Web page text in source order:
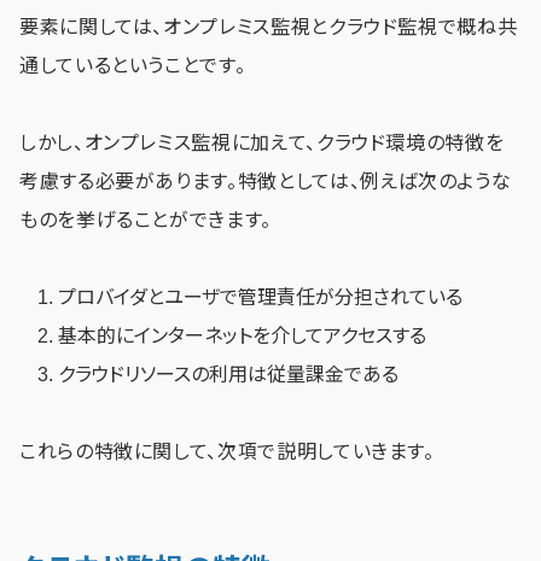
要素に関しては、オンプレミス監視とクラウド監視で概ね共
通しているということです。
しかし、オンプレミス監視に加えて、クラウド環境の特徴を
考慮する必要があります。特徴としては、例えば次のような
ものを挙げることができます。
プロバイダとユーザで管理責任が分担されている
基本的にインターネットを介してアクセスする
クラウドリソースの利用は従量課金である
これらの特徴に関して、次項で説明していきます。